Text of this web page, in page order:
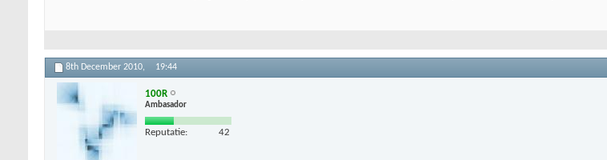
8th December 2010, 19:44
100R
Ambasador
Reputatie: 42